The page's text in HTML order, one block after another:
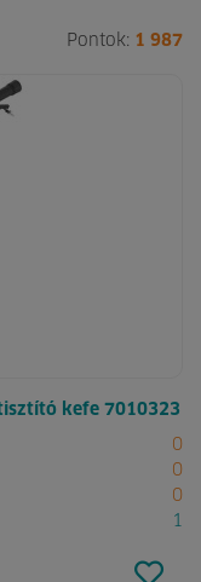
Pontok: 1 987
kefe 7010323
0
0
0
1